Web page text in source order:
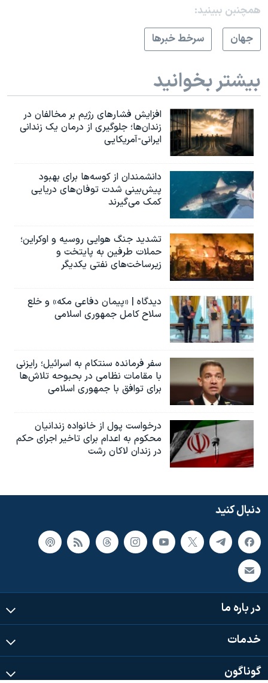
همچنبن ببینید:
جهان
سرخط خبرها
بیشتر بخوانید
افزایش فشارهای رژیم بر مخالفان در
زندان‌ها؛ جلوگیری از درمان یک زندانی
ایرانی-آمریکایی
دانشمندان از کوسه‌ها برای بهبود
پیش‌بینی شدت توفان‌های دریایی
کمک می‌گیرند
تشدید جنگ هوایی روسیه و اوکراین؛
حملات طرفین به پایتخت‌ و
زیرساخت‌های نفتی یکدیگر
دیدگاه | «پیمان دفاعی مکه» و خلع
سلاح کامل جمهوری اسلامی
سفر فرمانده سنتکام به اسرائیل؛ رایزنی
با مقامات نظامی در بحبوحه تلاش‌ها
برای توافق با جمهوری اسلامی
درخواست پول از خانواده زندانیان
محکوم به‌ اعدام برای تاخیر اجرای حکم
در زندان لاکان رشت
دنبال کنید
در باره ما
خدمات
گوناگون